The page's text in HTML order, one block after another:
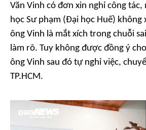
Văn Vinh có đơn xin nghỉ công
học Sư phạm (Đại học Huế) không
ông Vinh là mắt xích trong chuỗi
làm rõ. Tuy không được đồng ý
ông Vinh sau đó tự nghỉ việc,
TP.HCM.